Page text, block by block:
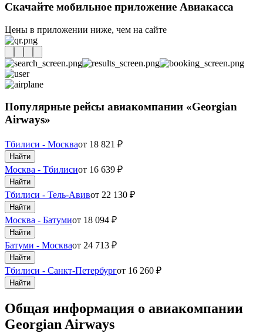
Скачайте мобильное приложение Авиакасса
Цены в приложении ниже, чем на сайте
Популярные рейсы авиакомпании «Georgian
Airways»
Тбилиси - Москваот 18 821 ₽
Найти
Москва - Тбилисиот 16 639 ₽
Найти
Тбилиси - Тель-Авивот 22 130 ₽
Найти
Москва - Батумиот 18 094 ₽
Найти
Батуми - Москваот 24 713 ₽
Найти
Тбилиси - Санкт-Петербургот 16 260 ₽
Найти
Общая информация о авиакомпании
Georgian Airways